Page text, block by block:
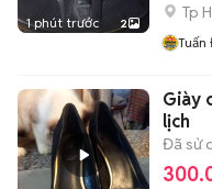
1 phút trước 2
Tp
Tuấn
Giày
lịch
Đã sử